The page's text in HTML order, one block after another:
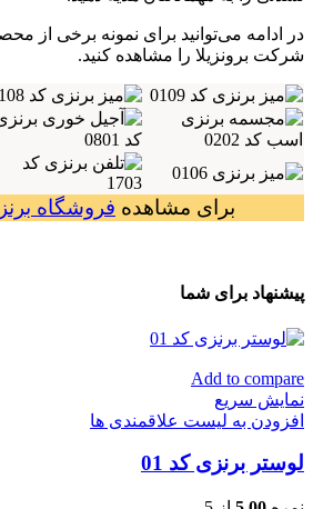
در ادامه می‌توانید برای نمونه برخی از
شرکت برونزیلا را مشاهده کنید.
برای مشاهده فروشگاه
پیشنهاد برای شما
Add to compare
نمایش سریع
افزودن به لیست علاقمندی ها
لوستر برنزی کد 01